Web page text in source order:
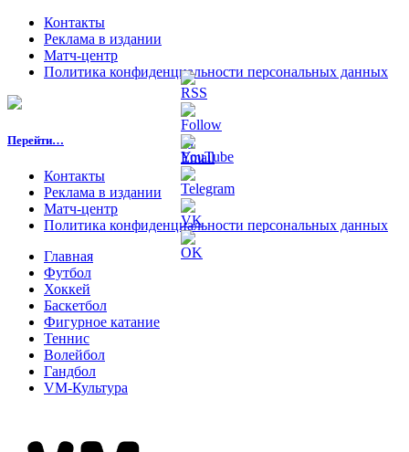
Контакты
Реклама в издании
Матч-центр
Политика конфиденциальности персональных данных
Перейти…
Контакты
Реклама в издании
Матч-центр
Политика конфиденциальности персональных данных
Главная
Футбол
Хоккей
Баскетбол
Фигурное катание
Теннис
Волейбол
Гандбол
VM-Культура